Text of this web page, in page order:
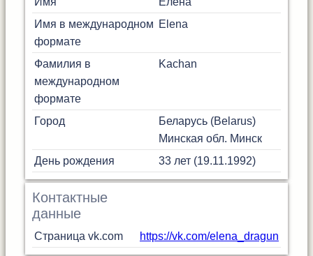
Имя в международном
формате
Elena
Фамилия в
международном
формате
Kachan
Город
Беларусь (Belarus)
Минская обл. Минск
День рождения
33 лет (19.11.1992)
Контактные
данные
Страница vk.com https://vk.com/elena_dragun